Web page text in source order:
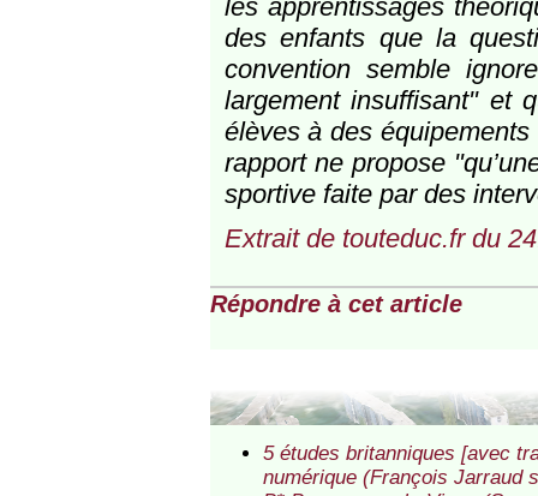
les apprentissages
des enfants que la
convention semble
largement insuffisant" et
élèves à des
rapport ne propose
sportive faite par des
Extrait de touteduc.frdu
Répondre à cet article
5 études britanniques [avec
numérique (François Jarraud